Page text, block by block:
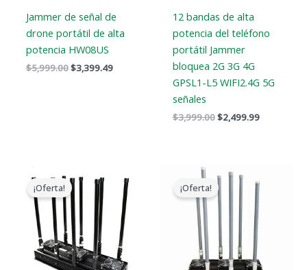
Jammer de señal de
drone portátil de alta
potencia HW08US
$5,999.00$3,399.49
12 bandas de alta
potencia del teléfono
portátil Jammer
bloquea 2G 3G 4G
GPSL1-L5 WIFI2.4G 5G
señales
$3,999.00$2,499.99
¡Oferta!
de
precios:
$5,499.88
a
$9,499.88
¡Oferta!